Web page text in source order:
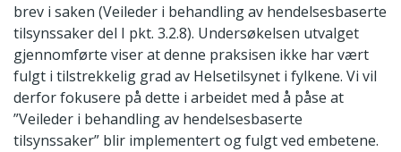
brev i saken (Veileder i behandling av hendelsesbaserte
tilsynssaker del I pkt. 3.2.8). Undersøkelsen utvalget
gjennomførte viser at denne praksisen ikke har vært
fulgt i tilstrekkelig grad av Helsetilsynet i fylkene. Vi vil
derfor fokusere på dette i arbeidet med å påse at
”Veileder i behandling av hendelsesbaserte
tilsynssaker” blir implementert og fulgt ved embetene.